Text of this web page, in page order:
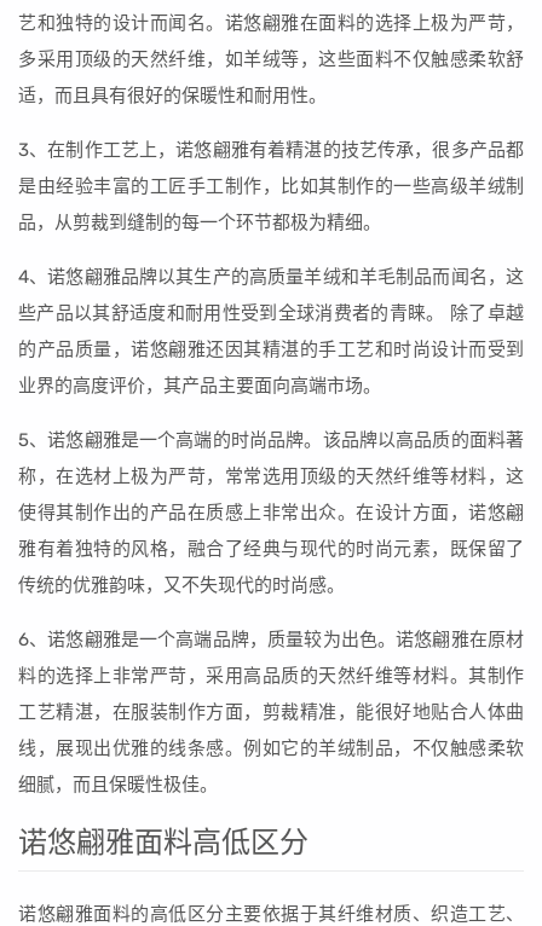
艺和独特的设计而闻名。诺悠翩雅在面料的选择上极为严苛，
多采用顶级的天然纤维，如羊绒等，这些面料不仅触感柔软舒
适，而且具有很好的保暖性和耐用性。
3、在制作工艺上，诺悠翩雅有着精湛的技艺传承，很多产品都
是由经验丰富的工匠手工制作，比如其制作的一些高级羊绒制
品，从剪裁到缝制的每一个环节都极为精细。
4、诺悠翩雅品牌以其生产的高质量羊绒和羊毛制品而闻名，这
些产品以其舒适度和耐用性受到全球消费者的青睐。 除了卓越
的产品质量，诺悠翩雅还因其精湛的手工艺和时尚设计而受到
业界的高度评价，其产品主要面向高端市场。
5、诺悠翩雅是一个高端的时尚品牌。该品牌以高品质的面料著
称，在选材上极为严苛，常常选用顶级的天然纤维等材料，这
使得其制作出的产品在质感上非常出众。在设计方面，诺悠翩
雅有着独特的风格，融合了经典与现代的时尚元素，既保留了
传统的优雅韵味，又不失现代的时尚感。
6、诺悠翩雅是一个高端品牌，质量较为出色。诺悠翩雅在原材
料的选择上非常严苛，采用高品质的天然纤维等材料。其制作
工艺精湛，在服装制作方面，剪裁精准，能很好地贴合人体曲
线，展现出优雅的线条感。例如它的羊绒制品，不仅触感柔软
细腻，而且保暖性极佳。
诺悠翩雅面料高低区分
诺悠翩雅面料的高低区分主要依据于其纤维材质、织造工艺、